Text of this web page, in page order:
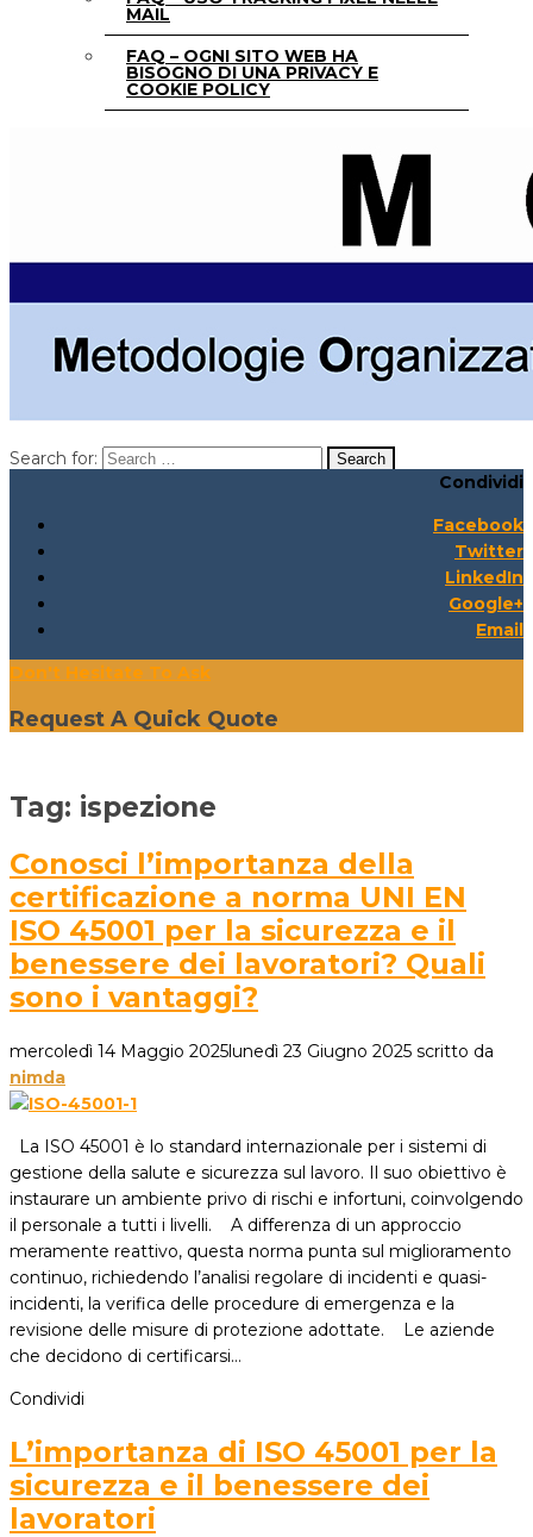
MAIL
FAQ – OGNI SITO WEB HA
BISOGNO DI UNA PRIVACY E
COOKIE POLICY
Search for:
Condividi
Facebook
Twitter
LinkedIn
Google+
Email
Don't Hesitate To Ask
Request A Quick Quote
Tag: ispezione
Conosci l’importanza della
certificazione a norma UNI EN
ISO 45001 per la sicurezza e il
benessere dei lavoratori? Quali
sono i vantaggi?
mercoledì 14 Maggio 2025lunedì 23 Giugno 2025 scritto da
nimda
La ISO 45001 è lo standard internazionale per i sistemi di
gestione della salute e sicurezza sul lavoro. Il suo obiettivo è
instaurare un ambiente privo di rischi e infortuni, coinvolgendo
il personale a tutti i livelli. A differenza di un approccio
meramente reattivo, questa norma punta sul miglioramento
continuo, richiedendo l’analisi regolare di incidenti e quasi-
incidenti, la verifica delle procedure di emergenza e la
revisione delle misure di protezione adottate. Le aziende
che decidono di certificarsi…
Condividi
L’importanza di ISO 45001 per la
sicurezza e il benessere dei
lavoratori